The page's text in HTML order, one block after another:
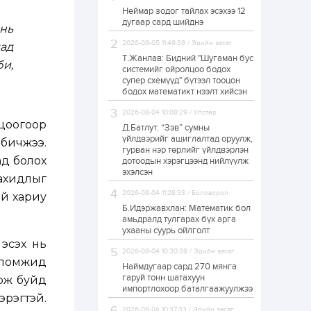
болох
хариу
нь
буйд
Н.Номтойбаяр:
Аймгуудад
тулгамдаж буй
асуудлуудыг долоо
хоног бүр Засгийн
газрын...
1 өдөр 0
УИХ-ын дарга
С.Бямбацогт төрийг
төлөөлөн Сутай
хайрхны тэнгэрийг
тахих төрийн
тахилгад оролцлоо
1 өдөр 2 0
“Хотын дарга сонсож
дугаарыг
наймдугаар сарын
1 өдөр 0
“Чингис хаан” олон
руу нийтийн тээврийн
автобус 24 цагаар
үйлчилж байна
1 өдөр 1 0
Неймар зодог тайлах эсэхээ 12
дугаар сард шийднэ
2026-08-05 11:49:38 / Эдийн засаг
Т.Жанлав: Бидний "Шугаман бус
системийг ойролцоо бодох
супер схемүүд" бүтээл тооцон
бодох математикт нээлт хийсэн
2026-08-04 10:08:29 / Улстөр
Д.Батлут: “Зэв” сумны
үйлдвэрийг ашиглалтад оруулж,
гурван нэр төрлийг үйлдвэрлэн
дотоодын хэрэгцээнд нийлүүлж
эхэлсэн
2026-08-04 11:28:33 / Боловсрол
Б.Идэржавхлан: Математик бол
амьдралд тулгарах бүх арга
ухааны суурь ойлголт
2026-08-04 10:30:38 / Эдийн засаг
Наймдугаар сард 270 мянга
гаруй тонн шатахуун
импортлохоор баталгаажуулжээ